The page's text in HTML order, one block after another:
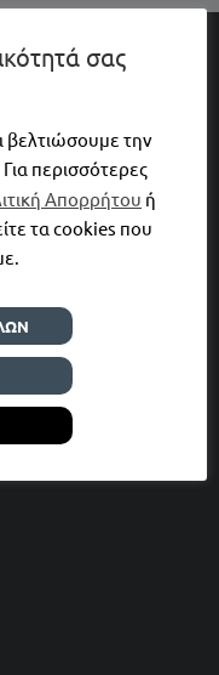
σας
βελτιώσουμε την
περισσότερες
Απορρήτου ή
τα cookies που